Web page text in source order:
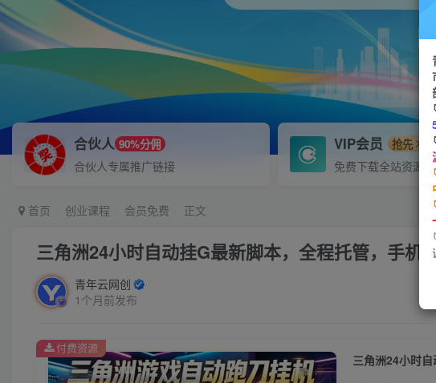
合伙人 90%分佣
合伙人专属推广链接
VIP会员 抢先
免费下载全站资源
首页 创业课程 会员免费 正文
三角洲24小时自动挂G最新脚本，全程托管，手机
青年云网创
1个月前发布
付费资源